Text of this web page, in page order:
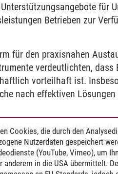
für
Betrieben zur
für den praxisnahen
verdeutlichten, dass
vorteilhaft ist.
nach effektiven
zwischen Wirtschaft
gezielt bei der
Produktion“ bildet
zukunftsfähiger Konzepte.
Cookies, die durch den
Nutzerdaten gespeichert
(YouTube, Vimeo), um
anderem in die USA übermittelt.